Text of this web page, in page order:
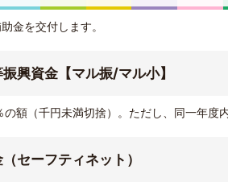
金を交付します。
興資金【マル振/マル小】
額（千円未満切捨）。ただし、同一年度
セーフティネット）